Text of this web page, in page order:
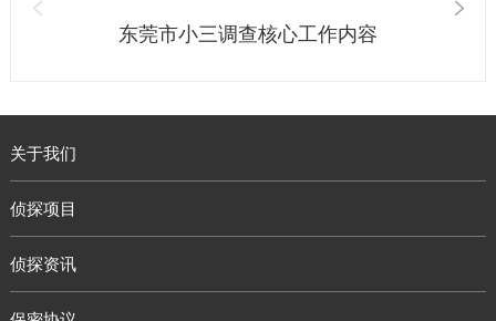
东莞市小三调查核心工作内容
关于我们
侦探项目
侦探资讯